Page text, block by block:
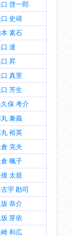
口 啓一郎
口 史靖
本 素石
達
口 昇
口 真里
口 芳生
久保 考介
兼義
裕英
倉 克夫
倉 楓子
後 太規
宇 勘司
坂 恭介
坂 芽依
崎 和広